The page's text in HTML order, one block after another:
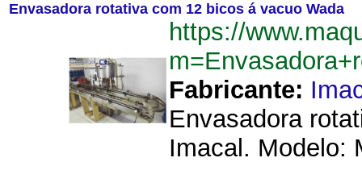
Envasadora rotativa com 12 bicos á vacuo Wada
https://
Fabricante:
Envasadora
Imacal. Modelo: